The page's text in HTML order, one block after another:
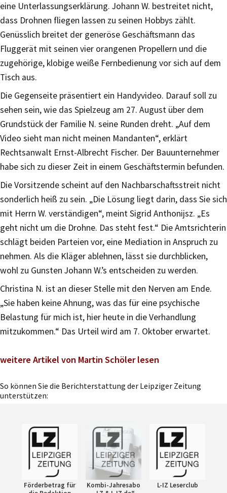
eine Unterlassungserklärung. Johann W. bestreitet nicht,
dass Drohnen fliegen lassen zu seinen Hobbys zählt.
Genüsslich breitet der generöse Geschäftsmann das
Fluggerät mit seinen vier orangenen Propellern und die
zugehörige, klobige weiße Fernbedienung vor sich auf dem
Tisch aus.
Die Gegenseite präsentiert ein Handyvideo. Darauf soll zu
sehen sein, wie das Spielzeug am 27. August über dem
Grundstück der Familie N. seine Runden dreht. „Auf dem
Video sieht man nicht meinen Mandanten“, erklärt
Rechtsanwalt Ernst-Albrecht Fischer. Der Bauunternehmer
habe sich zu dieser Zeit in einem Geschäftstermin befunden.
Die Vorsitzende scheint auf den Nachbarschaftsstreit nicht
sonderlich heiß zu sein. „Die Lösung liegt darin, dass Sie sich
mit Herrn W. verständigen“, meint Sigrid Anthonijsz. „Es
geht nicht um die Drohne. Das steht fest.“ Die Amtsrichterin
schlägt beiden Parteien vor, eine Mediation in Anspruch zu
nehmen. Als die Kläger ablehnen, lässt sie durchblicken,
wohl zu Gunsten Johann W.’s entscheiden zu werden.
Christina N. ist an dieser Stelle mit den Nerven am Ende.
„Sie haben keine Ahnung, was das für eine psychische
Belastung für mich ist, hier heute in die Verhandlung
mitzukommen.“ Das Urteil wird am 7. Oktober erwartet.
weitere Artikel von Martin Schöler lesen
So können Sie die Berichterstattung der Leipziger Zeitung
unterstützen:
Förderbetrag für
Kombi-Jahresabo
L-IZ Leserclub